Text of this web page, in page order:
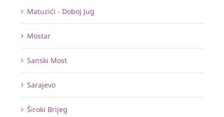
Matuzići - Doboj Jug
Mostar
Sanski Most
Sarajevo
Široki Brijeg